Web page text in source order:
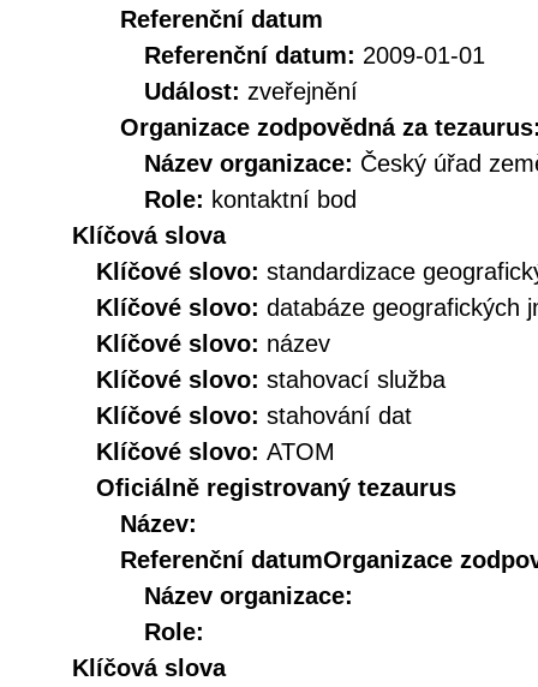
Referenční datum
Referenční datum: 2009-01-01
Událost: zveřejnění
Organizace zodpovědná za
Název organizace: Český úřad
Role: kontaktní bod
Klíčová slova
Klíčové slovo: standardizace
Klíčové slovo: databáze geografických
Klíčové slovo: název
Klíčové slovo: stahovací služba
Klíčové slovo: stahování dat
Klíčové slovo: ATOM
Oficiálně registrovaný tezaurus
Název:
Referenční datumOrganizace
Název organizace:
Role:
Klíčová slova